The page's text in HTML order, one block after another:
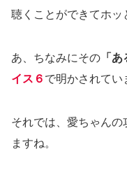
聴くことができてホッ
あ、ちなみにその 「あ
イス６ で明かされてい
それでは、愛ちゃんの
ますね。